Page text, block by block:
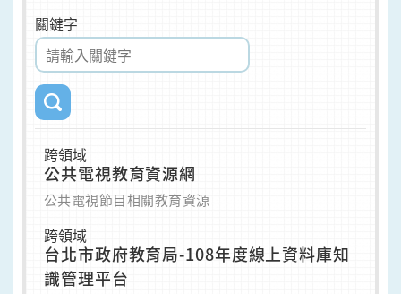
關鍵字
跨領域
公共電視教育資源網
公共電視節目相關教育資源
跨領域
台北市政府教育局-108年度線上資料庫知
識管理平台